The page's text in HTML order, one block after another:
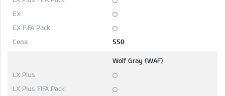
550
Wolf Gray (WAF)